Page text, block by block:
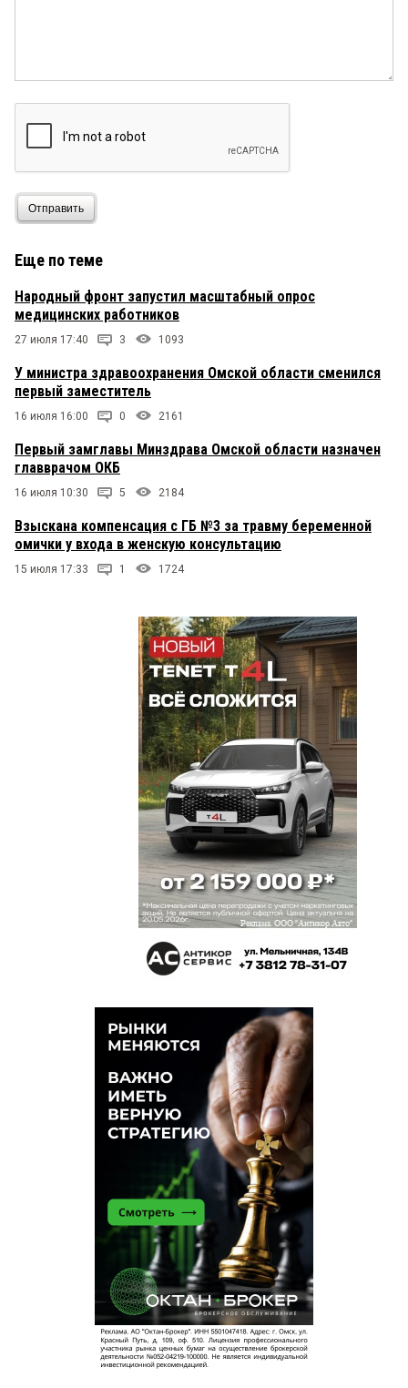
Отправить
Еще по теме
Народный фронт запустил масштабный опрос
медицинских работников
27 июля 17:40 3 1093
У министра здравоохранения Омской области сменился
первый заместитель
16 июля 16:00 0 2161
Первый замглавы Минздрава Омской области назначен
главврачом ОКБ
16 июля 10:30 5 2184
Взыскана компенсация с ГБ №3 за травму беременной
омички у входа в женскую консультацию
15 июля 17:33 1 1724